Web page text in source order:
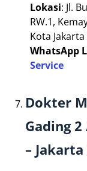
Lokasi: Jl.
RW.1,
Kota
WhatsApp
Service
Dokter
Gading 2
–